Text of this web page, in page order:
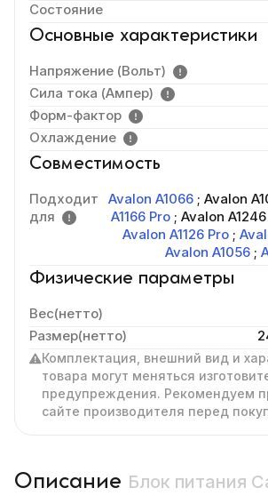
Состояние
Основные характеристики
Напряжение (Вольт)
Сила тока (Ампер)
Форм-фактор
Охлаждение
Совместимость
Подходит
для
Avalon A1066 ; Avalon
A1166 Pro ; Avalon A1246
Avalon A1126 Pro ;
Avalon A1056 ;
Физические параметры
Вес(нетто)
Размер(нетто)
Комплектация, внешний вид и
товара могут меняться
предупреждения. Рекомендуем
сайте производителя перед
Описание Блок питания